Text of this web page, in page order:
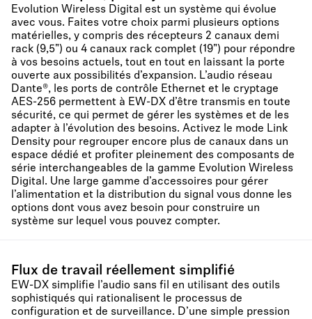
Evolution Wireless Digital est un système qui évolue
avec vous. Faites votre choix parmi plusieurs options
matérielles, y compris des récepteurs 2 canaux demi
rack (9,5") ou 4 canaux rack complet (19") pour répondre
à vos besoins actuels, tout en tout en laissant la porte
ouverte aux possibilités d’expansion. L’audio réseau
Dante®, les ports de contrôle Ethernet et le cryptage
AES-256 permettent à EW-DX d’être transmis en toute
sécurité, ce qui permet de gérer les systèmes et de les
adapter à l’évolution des besoins. Activez le mode Link
Density pour regrouper encore plus de canaux dans un
espace dédié et profiter pleinement des composants de
série interchangeables de la gamme Evolution Wireless
Digital. Une large gamme d’accessoires pour gérer
l’alimentation et la distribution du signal vous donne les
options dont vous avez besoin pour construire un
système sur lequel vous pouvez compter.
Flux de travail réellement simplifié
EW-DX simplifie l’audio sans fil en utilisant des outils
sophistiqués qui rationalisent le processus de
configuration et de surveillance. D’une simple pression